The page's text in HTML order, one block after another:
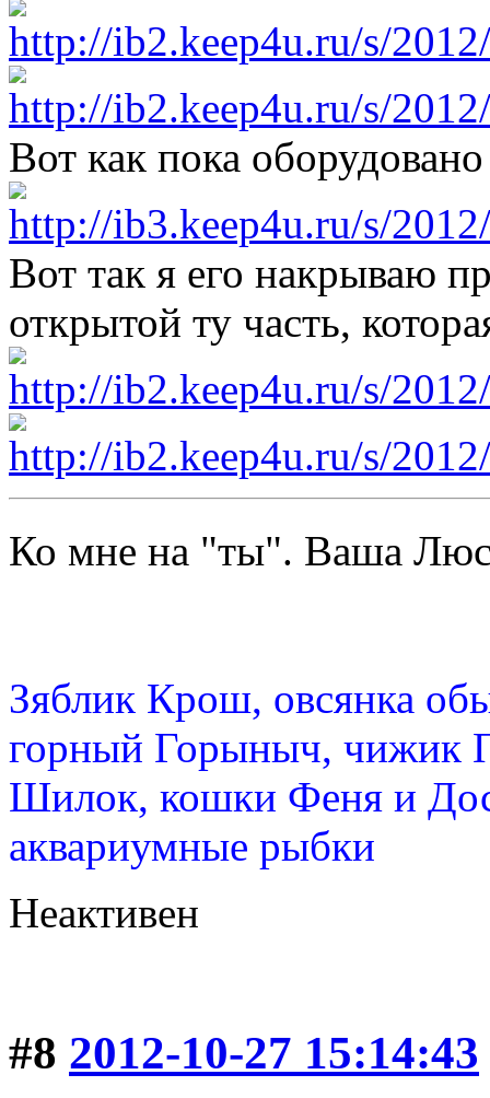
Вот как пока
Вот так я его накрываю
открытой ту часть,
Ко мне на "ты". Ваша
Зяблик Крош, овсянка
горный Горыныч, чижик
Шилок, кошки Феня и
аквариумные рыбки
Неактивен
#8 2012-10-27 15:14:43